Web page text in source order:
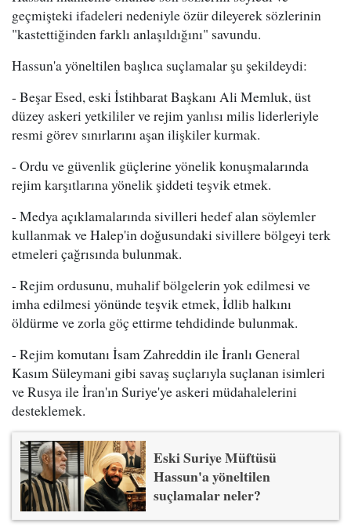
geçmişteki ifadeleri nedeniyle özür dileyerek sözlerinin
"kastettiğinden farklı anlaşıldığını" savundu.
Hassun'a yöneltilen başlıca suçlamalar şu şekildeydi:
- Beşar Esed, eski İstihbarat Başkanı Ali Memluk, üst
düzey askeri yetkililer ve rejim yanlısı milis liderleriyle
resmi görev sınırlarını aşan ilişkiler kurmak.
- Ordu ve güvenlik güçlerine yönelik konuşmalarında
rejim karşıtlarına yönelik şiddeti teşvik etmek.
- Medya açıklamalarında sivilleri hedef alan söylemler
kullanmak ve Halep'in doğusundaki sivillere bölgeyi terk
etmeleri çağrısında bulunmak.
- Rejim ordusunu, muhalif bölgelerin yok edilmesi ve
imha edilmesi yönünde teşvik etmek, İdlib halkını
öldürme ve zorla göç ettirme tehdidinde bulunmak.
- Rejim komutanı İsam Zahreddin ile İranlı General
Kasım Süleymani gibi savaş suçlarıyla suçlanan isimleri
ve Rusya ile İran'ın Suriye'ye askeri müdahalelerini
desteklemek.
Eski Suriye Müftüsü
Hassun'a yöneltilen
suçlamalar neler?